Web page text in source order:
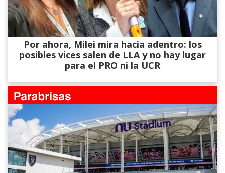
Por ahora, Milei mira hacia adentro: los
posibles vices salen de LLA y no hay lugar
para el PRO ni la UCR